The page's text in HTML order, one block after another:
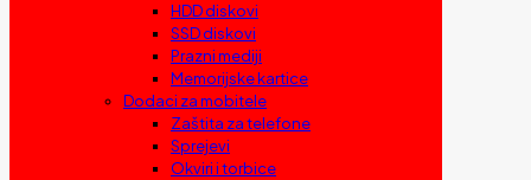
HDD diskovi
SSD diskovi
Prazni mediji
Memorijske kartice
Dodaci za mobitele
Zaštita za telefone
Sprejevi
Okviri i torbice